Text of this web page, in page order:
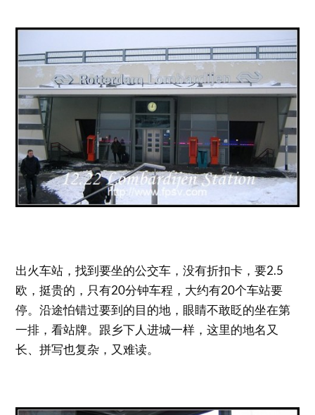
出火车站，找到要坐的公交车，没有折扣卡，要2.5
欧，挺贵的，只有20分钟车程，大约有20个车站要
停。沿途怕错过要到的目的地，眼睛不敢眨的坐在第
一排，看站牌。跟乡下人进城一样，这里的地名又
长、拼写也复杂，又难读。